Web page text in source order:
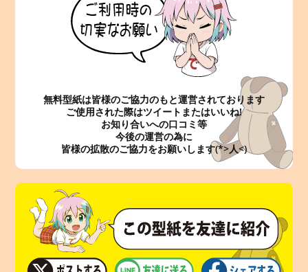
無料型紙は皆様のご協力のもと運営されております
ご使用された際はツイートまたはいいね!
お知り合いへの口コミ等
今後の運営の為に
皆様の拡散のご協力をお願いします(*>人<)